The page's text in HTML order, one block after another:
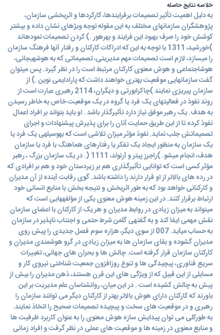
خلاصه نتایج حاصله
به دلیل اهمیت تأثیر تصمیمات برفرايندها، کارکردها و اثربخشی سازمان،
پژوهشگران سازمانهای مختلف به اين مقوله توجه ويژهای نشان داده و بیشتر
کوشش خود را صرف بهبود اين فرايند و بهرهور .) کردن تصمیمات نمودهاند
)خورشید، 1311 با توجه به اين که ادراکات کارکنان و رفتار آنها فرهنگ سازمان
را میسازد، لازم است تصمیمات مهم مديريتی، تصمیماتی که به هوشهیجانی،
هوشاجتماعی و هوش معنوی کارکنان مرتبط است را در نظر گیرد. پس میتوان
گفت سازمانهايی موقعیت بهتری خواهند داشت که پارادايمی نوين .) از
سازمان پیريزی نمايند )چاکرابورتی و ديگران، 2114 رهبری عبارت است از
روند نفوذ در فعالیتهای يک فرد يا گروه در يک موقعیت خاص به خاطر رسیدن
به هدف. يک رهبر موفق نیاز دارد تأثیرگذار باشد . او بايد بتواند بر افراد اعمال
نفوذ کرده تا از اين طريق حمايت آنان را برای پذيرش پیشنهادات و اجرای
تصمیماتش جلب نمايد. نفوذ مؤثر میزان تلاشی است که بهوسیلهی يک فرد يا
يک سازمان به منظور ايجاد يک تفکر يا رفتارهای هماهنگ با فرد يا سازمان
هدف، انجام میشو. )راجرز پیتر و آرنولد، 1111 (. در يک سازمان بزرگ ، رهبر
مؤثر کسی است که توانايی تأثیرگذاری هم بر زيردستان خود و هم بر افرادی که
در رده های بالاتر از او قرار دارند را داشته باشد. گوی رقابت آينده از آن مديران
و کارکنانی خواهد بود که به طور اثربخش و نتیجه بخش با منابع انسانی خود
ارتباط برقرار کنند. در اين زمینه هوش معنوی يکی از مؤلفههايی است که
میتواند به میزان زيادی در روابط مديران و هر يک از کارکنان با اعضای سازمان
نقش مهمی ايفا کند و به گفتهی گلمن شرط حتمی و اجتناب ناپذير در سازمان
به حساب میآيد. 007 از سوی ديگر، هزاره سوم فصل جديدى را پیش روى
مديران گشوده و بقاى سازمان ها به میزان زيادى در گرو هوشمندى مديران و
کارکنان سازمان قرار گرفته است. چالش ها و بحران هاى جهانى، تغییرات
سريع فناوری، پیچیدگى ها و تنوع روزافزون جمعیت شناختى نیروى کار و
مسايلى از اين قبیل که از ويژگى هاى اين قرن هستند، ذهن مديران را بیش از
پیش به چالش کشیده است . در اين میان، روانشناسان علم مديريت بر اين
باورند که کارکنان دارای هوش بالاتر بهتر از کارکنان ديگر مى توانند سازمان را
رهبری و در موقعیت هاى سخت و پیچیده تصمیمات صحیح را اتخاذ نمايند.
به طورکلى مى توان پیدايش سازه هوش معنوى را به عنوان کاربرد ظرفیت ها
و منابع معنوى در زمینه ها و موقعیت هاى عملى در نظر گرفت و افراد زمانى